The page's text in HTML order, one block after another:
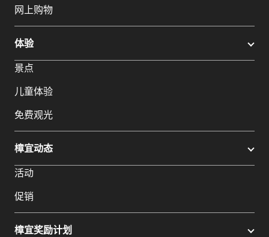
网上购物
体验
景点
儿童体验
免费观光
樟宜动态
活动
促销
樟宜奖励计划